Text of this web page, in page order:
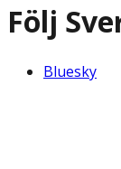
Följ
Bluesky